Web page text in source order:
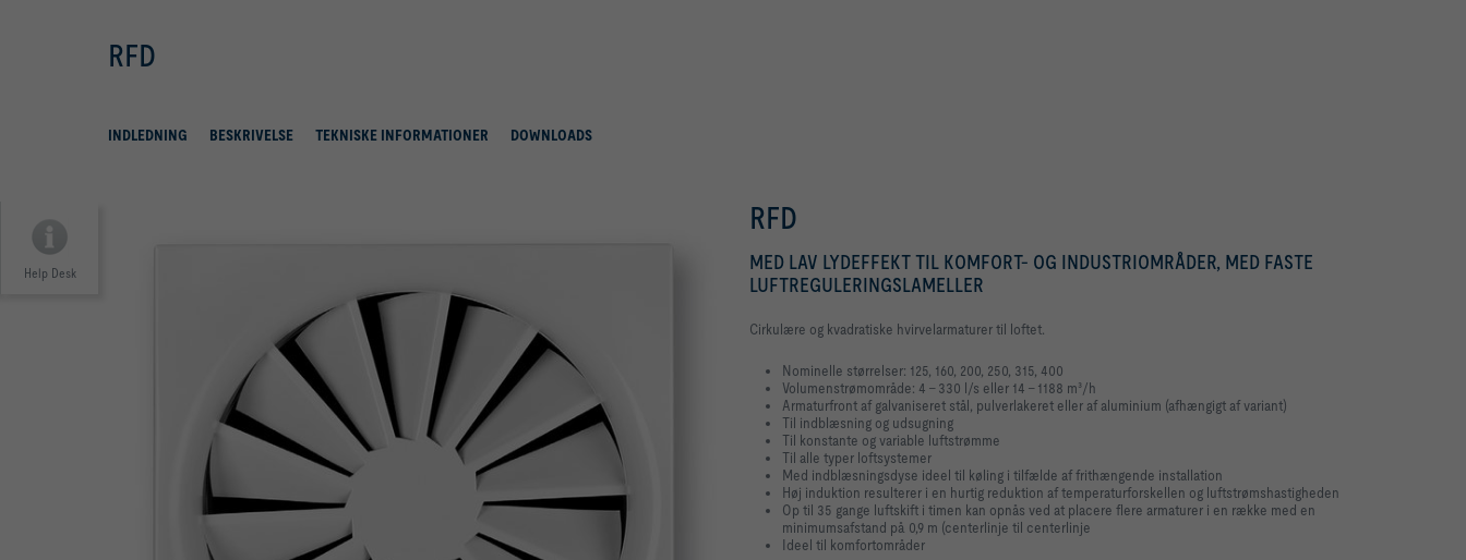
RFD
INDLEDNING BESKRIVELSE TEKNISKE INFORMATIONER DOWNLOADS
Help Desk
RFD
MED LAV LYDEFFEKT TIL KOMFORT- OG INDUSTRIOMRÅDER, MED FASTE
LUFTREGULERINGSLAMELLER
Cirkulære og kvadratiske hvirvelarmaturer til loftet.
Nominelle størrelser: 125, 160, 200, 250, 315, 400
Volumenstrømområde: 4 – 330 l/s eller 14 – 1188 m³/h
Armaturfront af galvaniseret stål, pulverlakeret eller af aluminium (afhængigt af variant)
Til indblæsning og udsugning
Til konstante og variable luftstrømme
Til alle typer loftsystemer
Med indblæsningsdyse ideel til køling i tilfælde af frithængende installation
Høj induktion resulterer i en hurtig reduktion af temperaturforskellen og luftstrømshastigheden
Op til 35 gange luftskift i timen kan opnås ved at placere flere armaturer i en række med en
minimumsafstand på 0,9 m (centerlinje til centerlinje
Ideel til komfortområder